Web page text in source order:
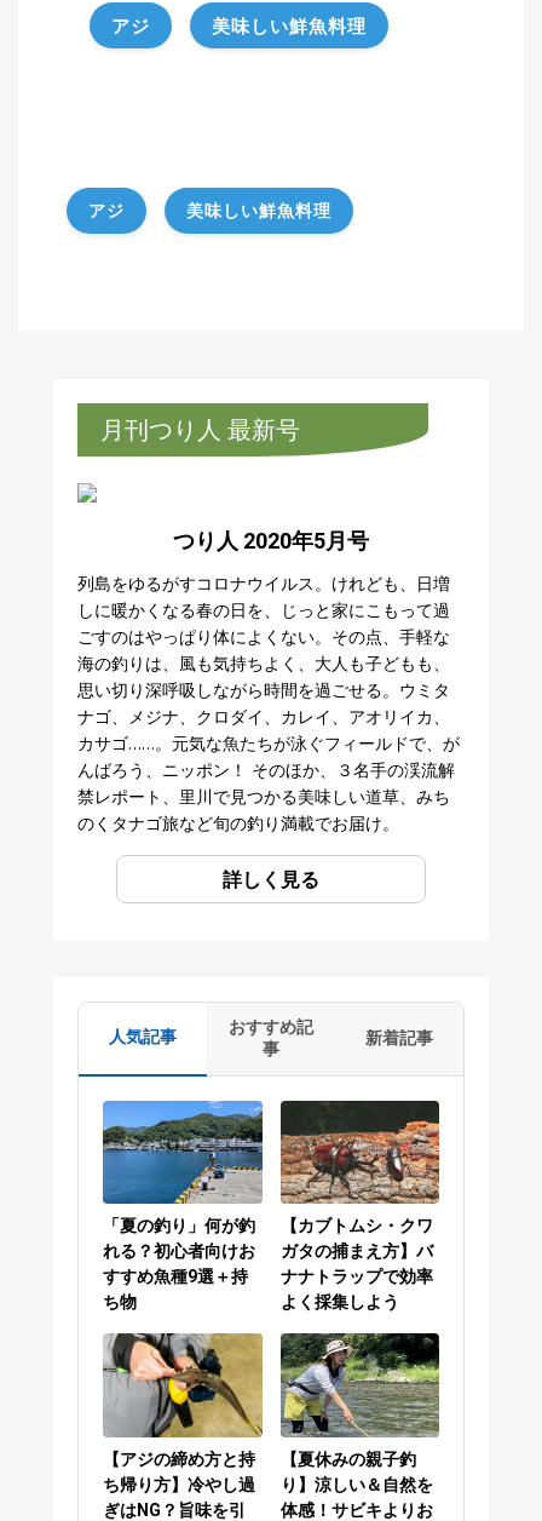
アジ 美味しい鮮魚料理
アジ 美味しい鮮魚料理
月刊つり人 最新号
つり人 2020年5月号
列島をゆるがすコロナウイルス。けれども、日増
しに暖かくなる春の日を、じっと家にこもって過
ごすのはやっぱり体によくない。その点、手軽な
海の釣りは、風も気持ちよく、大人も子どもも、
思い切り深呼吸しながら時間を過ごせる。ウミタ
ナゴ、メジナ、クロダイ、カレイ、アオリイカ、
カサゴ……。元気な魚たちが泳ぐフィールドで、が
んばろう、ニッポン！ そのほか、３名手の渓流解
禁レポート、里川で見つかる美味しい道草、みち
のくタナゴ旅など旬の釣り満載でお届け。
詳しく見る
人気記事
おすすめ記
事
新着記事
「夏の釣り」何が釣
れる？初心者向けお
すすめ魚種9選＋持
ち物
【カブトムシ・クワ
ガタの捕まえ方】バ
ナナトラップで効率
よく採集しよう
【アジの締め方と持
ち帰り方】冷やし過
ぎはNG？旨味を引
【夏休みの親子釣
り】涼しい＆自然を
体感！サビキよりお